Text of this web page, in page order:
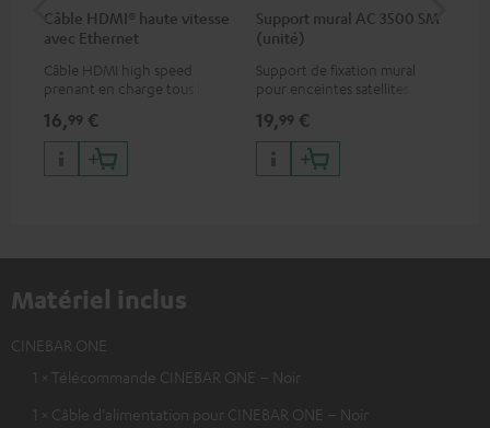
Câble HDMI® haute vitesse
avec Ethernet
Câble HDMI high speed
prenant en charge tous les
50/60p et 4K 3D
16,99 €
Support mural AC 3500 SM
(unité)
Support de fixation mural
pour enceintes satellites.
19,99 €
Matériel inclus
CINEBAR ONE
1 × Télécommande CINEBAR ONE – Noir
1 × Câble d'alimentation pour CINEBAR ONE – Noir